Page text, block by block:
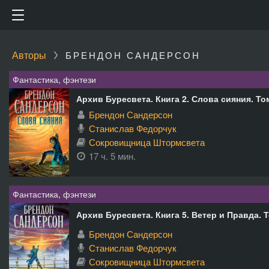
Авторы БРЕНДОН САНДЕРСОН
Фантастика, фэнтези
Архив Буресвета. Книга 2. Слова сияния.
Брендон Сандерсон
Станислав Федорчук
Сокровищница Штормсвета
17 ч. 5 мин.
Фантастика, фэнтези
Архив Буресвета. Книга 5. Ветер и Правда.
Брендон Сандерсон
Станислав Федорчук
Сокровищница Штормсвета